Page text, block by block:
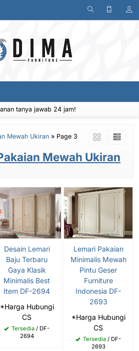
tanya jawab 24 jam!
Mewah Ukiran » Page 3
Mewah Ukiran
Desain Lemari
Baju Terbaru
Gaya Klasik
Minimalis Best
Item DF-2694
*Harga Hubungi
CS
Tersedia / DF-
2694
Lemari Pakaian
Minimalis Mewah
Pintu Geser
Furniture
Indonesia DF-
2693
*Harga Hubungi
CS
Tersedia / DF-
2693